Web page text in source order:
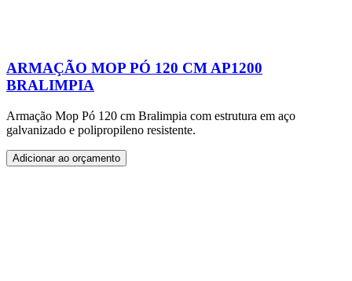
ARMAÇÃO MOP PÓ 120 CM AP1200
BRALIMPIA
Armação Mop Pó 120 cm Bralimpia com estrutura em aço
galvanizado e polipropileno resistente.
Adicionar ao orçamento